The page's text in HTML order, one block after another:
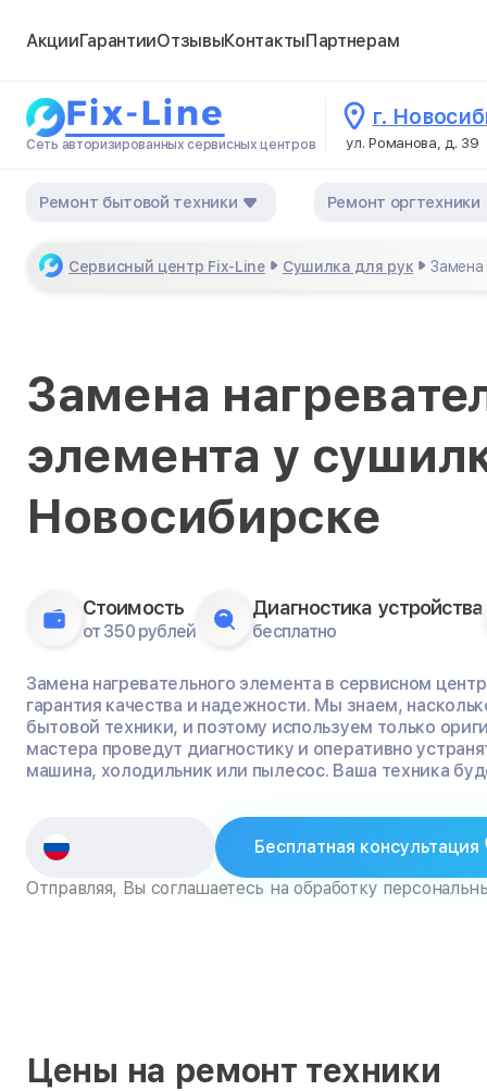
АкцииГарантииОтзывыКонтактыПартнерам
Сеть авторизированных сервисных центров
г.
ул. Романова, д. 39
Ремонт бытовой техники Ремонт оргтехники
Сервисный центр Fix-Line Сушилка для рук Замена
Замена
элемента у
Новосибирске
Стоимость
от 350 рублей
Диагностика устройства
бесплатно
Замена нагревательного элемента в сервисном
гарантия качества и надежности. Мы знаем,
бытовой техники, и поэтому используем только
мастера проведут диагностику и оперативно
машина, холодильник или пылесос. Ваша техника
Бесплатная консультация
Отправляя, Вы соглашаетесь на обработку
Цены на ремонт техники